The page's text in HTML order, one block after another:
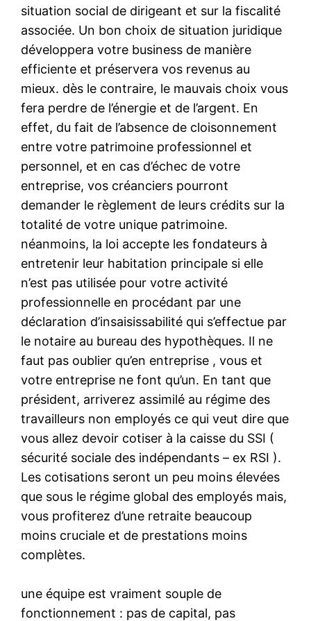
situation social de dirigeant et sur la fiscalité
associée. Un bon choix de situation juridique
développera votre business de manière
efficiente et préservera vos revenus au
mieux. dès le contraire, le mauvais choix vous
fera perdre de l’énergie et de l’argent. En
effet, du fait de l’absence de cloisonnement
entre votre patrimoine professionnel et
personnel, et en cas d’échec de votre
entreprise, vos créanciers pourront
demander le règlement de leurs crédits sur la
totalité de votre unique patrimoine.
néanmoins, la loi accepte les fondateurs à
entretenir leur habitation principale si elle
n’est pas utilisée pour votre activité
professionnelle en procédant par une
déclaration d’insaisissabilité qui s’effectue par
le notaire au bureau des hypothèques. Il ne
faut pas oublier qu’en entreprise , vous et
votre entreprise ne font qu’un. En tant que
président, arriverez assimilé au régime des
travailleurs non employés ce qui veut dire que
vous allez devoir cotiser à la caisse du SSI (
sécurité sociale des indépendants – ex RSI ).
Les cotisations seront un peu moins élevées
que sous le régime global des employés mais,
vous profiterez d’une retraite beaucoup
moins cruciale et de prestations moins
complètes.
une équipe est vraiment souple de
fonctionnement : pas de capital, pas